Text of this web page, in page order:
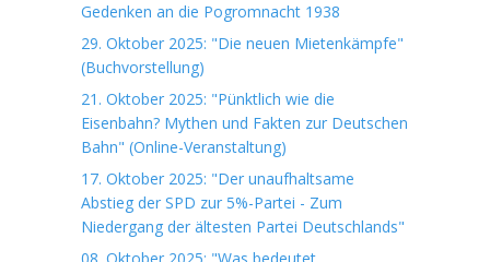
Gedenken an die Pogromnacht 1938
29. Oktober 2025: "Die neuen Mietenkämpfe"
(Buchvorstellung)
21. Oktober 2025: "Pünktlich wie die
Eisenbahn? Mythen und Fakten zur Deutschen
Bahn" (Online-Veranstaltung)
17. Oktober 2025: "Der unaufhaltsame
Abstieg der SPD zur 5%-Partei - Zum
Niedergang der ältesten Partei Deutschlands"